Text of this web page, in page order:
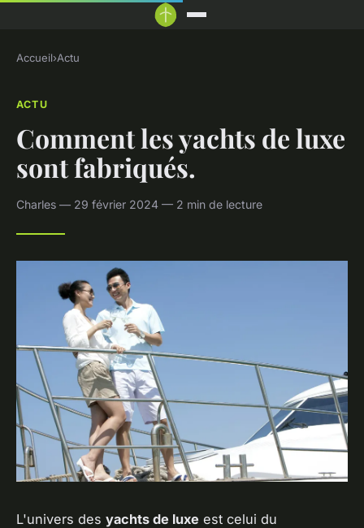
Accueil›Actu
ACTU
Comment les yachts de luxe
sont fabriqués.
Charles — 29 février 2024 — 2 min de lecture
L'univers des yachts de luxe est celui du